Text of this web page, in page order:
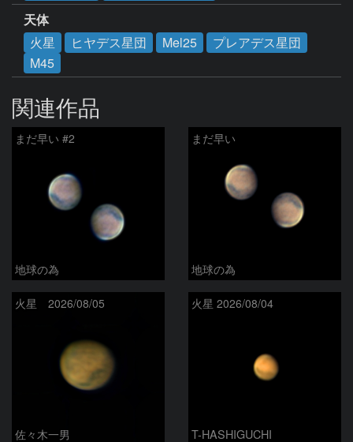
天体
火星
ヒヤデス星団 Mel25
プレアデス星団
M45
関連作品
まだ早い #2
地球の為
まだ早い
地球の為
火星 2026/08/05
佐々木一男
火星 2026/08/04
T-HASHIGUCHI